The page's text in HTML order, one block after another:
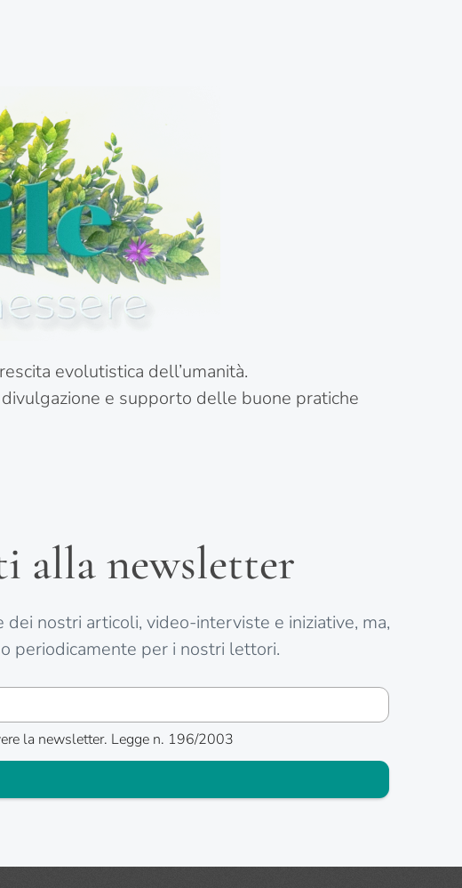
evolutistica dell’umanità.
e supporto delle buone pratiche
alla newsletter
nostri articoli, video-interviste e iniziative, ma,
periodicamente per i nostri lettori.
la newsletter. Legge n. 196/2003